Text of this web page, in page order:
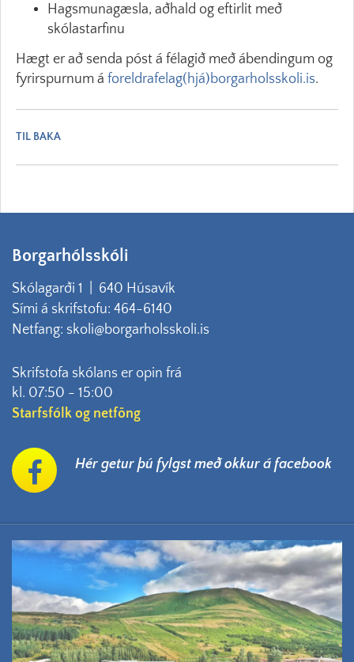
Hagsmunagæsla, aðhald og eftirlit með
skólastarfinu
Hægt er að senda póst á félagið með ábendingum og
fyrirspurnum á foreldrafelag(hjá)borgarholsskoli.is.
TIL BAKA
Borgarhólsskóli
Skólagarði 1 | 640 Húsavík
Sími á skrifstofu: 464-6140
Netfang: skoli@borgarholsskoli.is
Skrifstofa skólans er opin frá
kl. 07:50 - 15:00
Starfsfólk og netföng
Hér getur þú fylgst með okkur á facebook